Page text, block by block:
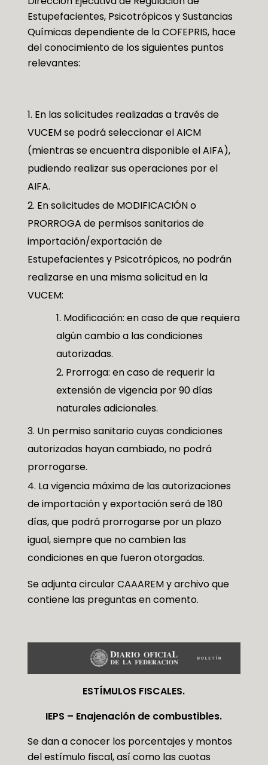
Estupefacientes, Psicotrópicos y Sustancias
Químicas dependiente de la COFEPRIS, hace
del conocimiento de los siguientes puntos
relevantes:
En las solicitudes realizadas a través de
VUCEM se podrá seleccionar el AICM
(mientras se encuentra disponible el AIFA),
pudiendo realizar sus operaciones por el
AIFA.
En solicitudes de MODIFICACIÓN o
PRORROGA de permisos sanitarios de
importación/exportación de
Estupefacientes y Psicotrópicos, no podrán
realizarse en una misma solicitud en la
VUCEM:
Modificación: en caso de que requiera
algún cambio a las condiciones
autorizadas.
Prorroga: en caso de requerir la
extensión de vigencia por 90 días
naturales adicionales.
Un permiso sanitario cuyas condiciones
autorizadas hayan cambiado, no podrá
prorrogarse.
La vigencia máxima de las autorizaciones
de importación y exportación será de 180
días, que podrá prorrogarse por un plazo
igual, siempre que no cambien las
condiciones en que fueron otorgadas.
Se adjunta circular CAAAREM y archivo que
contiene las preguntas en comento.
ESTÍMULOS FISCALES.
IEPS – Enajenación de combustibles.
Se dan a conocer los porcentajes y montos
del estímulo fiscal, así como las cuotas